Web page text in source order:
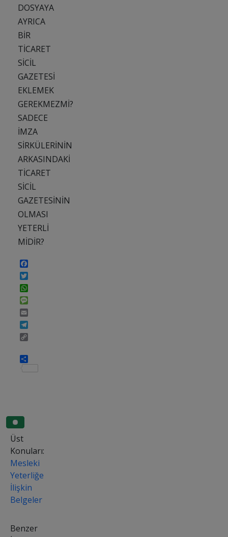
DOSYAYA
AYRICA
BİR
TİCARET
SİCİL
GAZETESİ
EKLEMEK
GEREKMEZMİ?
SADECE
İMZA
SİRKÜLERİNİN
ARKASINDAKİ
TİCARET
SİCİL
GAZETESİNİN
OLMASI
YETERLİ
MİDİR?
Üst
Konuları:
Mesleki
Yeterliğe
İlişkin
Belgeler
Benzer